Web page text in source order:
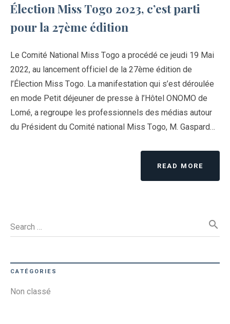
Élection Miss Togo 2023, c’est parti
pour la 27ème édition
Le Comité National Miss Togo a procédé ce jeudi 19 Mai
2022, au lancement officiel de la 27ème édition de
l’Élection Miss Togo. La manifestation qui s’est déroulée
en mode Petit déjeuner de presse à l’Hôtel ONOMO de
Lomé, a regroupe les professionnels des médias autour
du Président du Comité national Miss Togo, M. Gaspard…
READ MORE
Search … search
CATÉGORIES
Non classé